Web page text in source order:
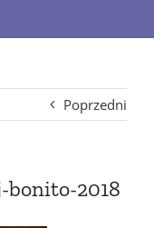
Poprzedni
2018